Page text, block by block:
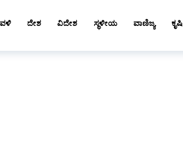
ದೇಶ ವಿದೇಶ ಸ್ಥಳೀಯ ವಾಣಿಜ್ಯ ಕೃಷಿ